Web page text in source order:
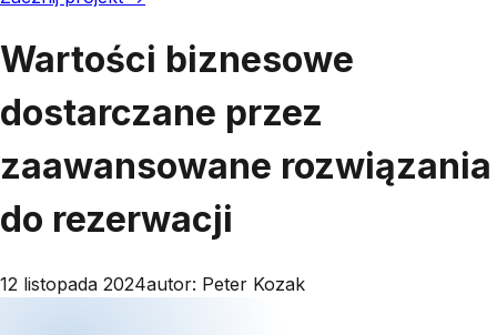
Wartości biznesowe
dostarczane przez
zaawansowane rozwiązania
do rezerwacji
12 listopada 2024autor: Peter Kozak